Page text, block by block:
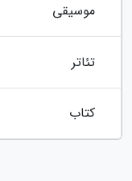
موسیقی
تئاتر
کتاب